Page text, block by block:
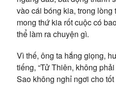
vào cái bóng kia, trong lòng
mong thứ kia rốt cuộc có
thể làm ra chuyện gì.
Vì thế, ông ta hắng giọng,
tiếng, “Tử Thiên, không
Sao không nghỉ ngơi cho